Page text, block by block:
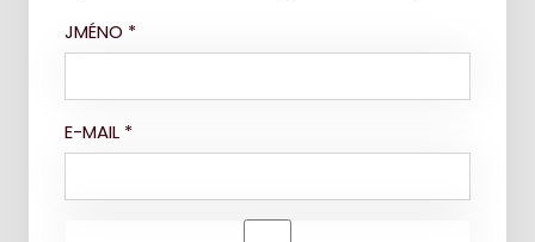
JMÉNO *
E-MAIL *